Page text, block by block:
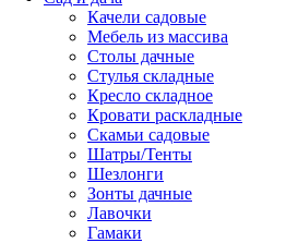
Качели садовые
Мебель из массива
Столы дачные
Стулья складные
Кресло складное
Кровати раскладные
Скамьи садовые
Шатры/Тенты
Шезлонги
Зонты дачные
Лавочки
Гамаки